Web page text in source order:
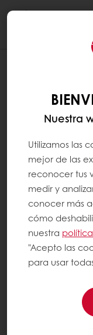
Nuestra
Utilizamos las
mejor de las
reconocer tus
medir y
conocer más
cómo
nuestra
"Acepto las
para usar